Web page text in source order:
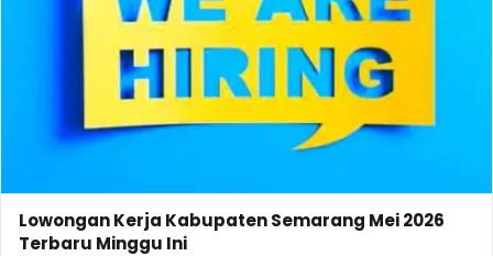
Lowongan Kerja Kabupaten Semarang Mei 2026
Terbaru Minggu Ini